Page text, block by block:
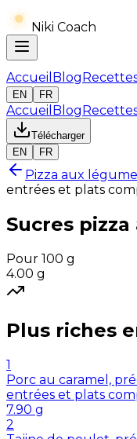
Niki Coach
Accueil Blog
EN
FR
Accueil Blog
Télécharger
EN
FR
Pizza aux
entrées et plats
Sucres
Pour 100 g
4.00 g
Plus riches
1
Porc au caramel,
entrées et plats
7.90 g
2